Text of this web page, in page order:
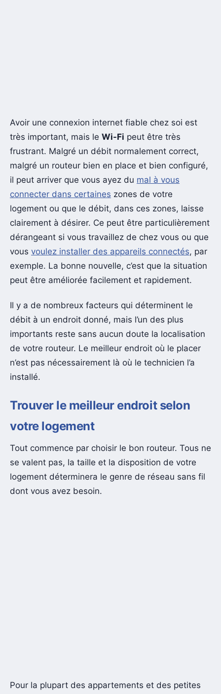
Avoir une connexion internet fiable chez soi est
très important, mais le Wi-Fi peut être très
frustrant. Malgré un débit normalement correct,
malgré un routeur bien en place et bien configuré,
il peut arriver que vous ayez du mal à vous
connecter dans certaines zones de votre
logement ou que le débit, dans ces zones, laisse
clairement à désirer. Ce peut être particulièrement
dérangeant si vous travaillez de chez vous ou que
vous voulez installer des appareils connectés, par
exemple. La bonne nouvelle, c’est que la situation
peut être améliorée facilement et rapidement.
Il y a de nombreux facteurs qui déterminent le
débit à un endroit donné, mais l’un des plus
importants reste sans aucun doute la localisation
de votre routeur. Le meilleur endroit où le placer
n’est pas nécessairement là où le technicien l’a
installé.
Trouver le meilleur endroit selon
votre logement
Tout commence par choisir le bon routeur. Tous ne
se valent pas, la taille et la disposition de votre
logement déterminera le genre de réseau sans fil
dont vous avez besoin.
Pour la plupart des appartements et des petites